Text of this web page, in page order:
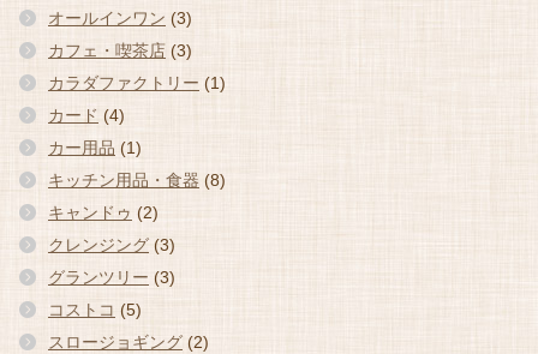
オールインワン (3)
カフェ・喫茶店 (3)
カラダファクトリー (1)
カード (4)
カー用品 (1)
キッチン用品・食器 (8)
キャンドゥ (2)
クレンジング (3)
グランツリー (3)
コストコ (5)
スロージョギング (2)